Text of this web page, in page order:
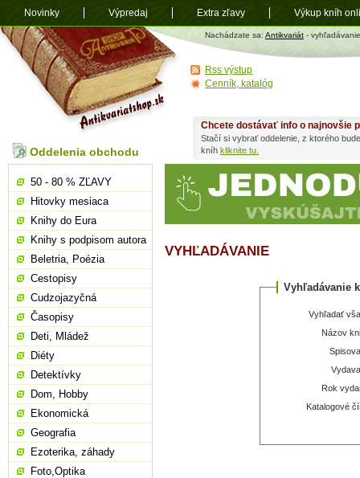
Antikvariát
shop.sk
Nachádzate sa: Antikvariát - vyhľadávanie
VYHĽADÁVANIE
Vyhľadávanie
Vyhľadať
Názov
Rok
Katalogové
Chcete dostávať info o najnovšie
Stačí si vybrať oddelenie, z ktorého
kníh kliknite tu.
Oddelenia obchodu
50 - 80 % ZĽAVY
Hitovky mesiaca
Knihy do Eura
Knihy s podpisom autora
Beletria, Poézia
Cestopisy
Cudzojazyčná
Časopisy
Deti, Mládež
Diéty
Detektívky
Dom, Hobby
Ekonomická
Geografia
Ezoterika, záhady
Foto,Optika
Rss výstup
Cenník, katalóg
Novinky Výpredaj Extra zľavy Výkup kníh